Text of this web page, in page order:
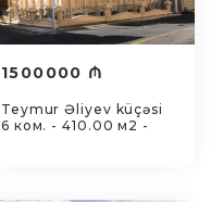
1500000 ₼
Teymur Əliyev küçəsi
6 ком. - 410.00 м2 -